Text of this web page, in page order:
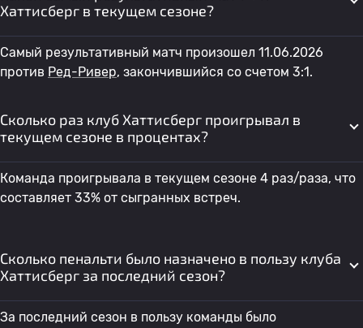
Хаттисберг в текущем сезоне?
Самый результативный матч произошел 11.06.2026
против Ред-Ривер, закончившийся со счетом 3:1.
Сколько раз клуб Хаттисберг проигрывал в
текущем сезоне в процентах?
Команда проигрывала в текущем сезоне 4 раз/раза, что
составляет 33% от сыгранных встреч.
Сколько пенальти было назначено в пользу клуба
Хаттисберг за последний сезон?
За последний сезон в пользу команды было